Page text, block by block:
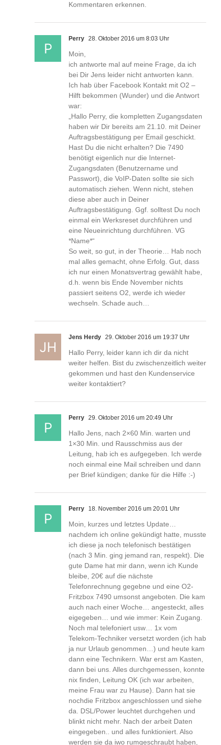
Kommentaren erkennen.
Perry 28. Oktober 2016 um 8:03 Uhr
Moin,
ich antworte mal auf meine Frage, da ich
bei Dir Jens leider nicht antworten kann.
Ich hab über Facebook Kontakt mit O2 –
Hilft bekommen (Wunder) und die Antwort
war:
„Hallo Perry, die kompletten Zugangsdaten
haben wir Dir bereits am 21.10. mit Deiner
Auftragsbestätigung per Email geschickt.
Hast Du die nicht erhalten? Die 7490
benötigt eigenlich nur die Internet-
Zugangsdaten (Benutzername und
Passwort), die VoIP-Daten sollte sie sich
automatisch ziehen. Wenn nicht, stehen
diese aber auch in Deiner
Auftragsbestätigung. Ggf. solltest Du noch
einmal ein Werksreset durchführen und
eine Neueinrichtung durchführen. VG
*Name*“
So weit, so gut, in der Theorie… Hab noch
mal alles gemacht, ohne Erfolg. Gut, dass
ich nur einen Monatsvertrag gewählt habe,
d.h. wenn bis Ende November nichts
passiert seitens O2, werde ich wieder
wechseln. Schade auch…
Jens Herdy 29. Oktober 2016 um 19:37 Uhr
Hallo Perry, leider kann ich dir da nicht
weiter helfen. Bist du zwischenzeitlich weiter
gekommen und hast den Kundenservice
weiter kontaktiert?
Perry 29. Oktober 2016 um 20:49 Uhr
Hallo Jens, nach 2×60 Min. warten und
1×30 Min. und Rausschmiss aus der
Leitung, hab ich es aufgegeben. Ich werde
noch einmal eine Mail schreiben und dann
per Brief kündigen; danke für die Hilfe :-)
Perry 18. November 2016 um 20:01 Uhr
Moin, kurzes und letztes Update…
nachdem ich online gekündigt hatte, musste
ich diese ja noch telefonisch bestätigen
(nach 3 Min. ging jemand ran, respekt). Die
gute Dame hat mir dann, wenn ich Kunde
bleibe, 20€ auf die nächste
Telefonrechnung gegebne und eine O2-
Fritzbox 7490 umsonst angeboten. Die kam
auch nach einer Woche… angesteckt, alles
eigegeben… und wie immer: Kein Zugang.
Noch mal telefoniert usw… 1x vom
Telekom-Techniker versetzt worden (ich hab
ja nur Urlaub genommen…) und heute kam
dann eine Technikern. War erst am Kasten,
dann bei uns. Alles durchgemessen, konnte
nix finden, Leitung OK (ich war arbeiten,
meine Frau war zu Hause). Dann hat sie
nochdie Fritzbox angeschlossen und siehe
da. DSL/Power leuchtet durchgehen und
blinkt nicht mehr. Nach der arbeit Daten
eingegeben.. und alles funktioniert. Also
werden sie da iwo rumgeschraubt haben,